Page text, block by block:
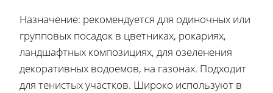
Назначение: рекомендуется для одиночных или
групповых посадок в цветниках, рокариях,
ландшафтных композициях, для озеленения
декоративных водоемов, на газонах. Подходит
для тенистых участков. Широко используют в